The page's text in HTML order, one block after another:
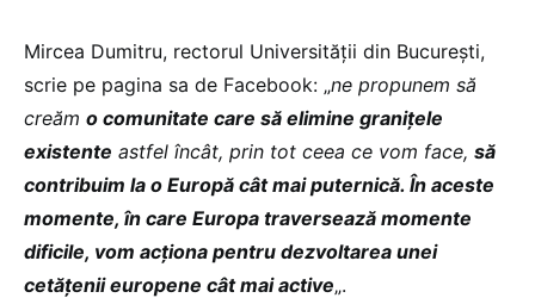
Mircea Dumitru, rectorul Universității din București,
scrie pe pagina sa de Facebook: „ne propunem să
creăm o comunitate care să elimine granițele
existente astfel încât, prin tot ceea ce vom face, să
contribuim la o Europă cât mai puternică. În aceste
momente, în care Europa traversează momente
dificile, vom acționa pentru dezvoltarea unei
cetățenii europene cât mai active„.